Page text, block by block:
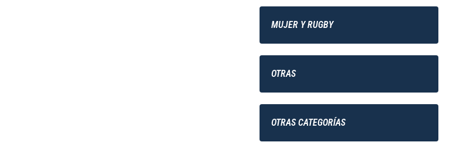
MUJER Y RUGBY
OTRAS
OTRAS CATEGORÍAS